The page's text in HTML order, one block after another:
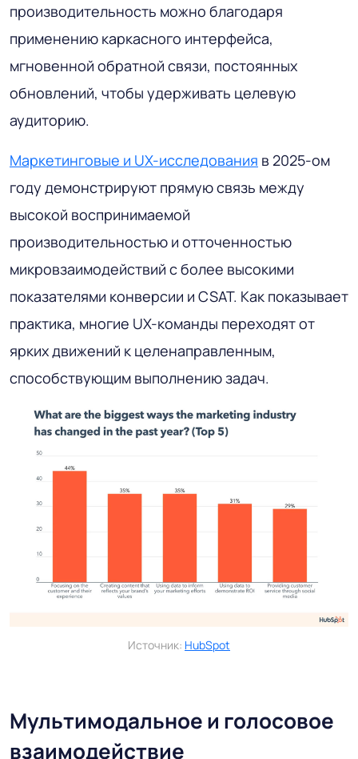
производительность можно благодаря
применению каркасного интерфейса,
мгновенной обратной связи, постоянных
обновлений, чтобы удерживать целевую
аудиторию.
Маркетинговые и UX-исследования в 2025-ом
году демонстрируют прямую связь между
высокой воспринимаемой
производительностью и отточенностью
микровзаимодействий с более высокими
показателями конверсии и CSAT. Как показывает
практика, многие UX-команды переходят от
ярких движений к целенаправленным,
способствующим выполнению задач.
Источник: HubSpot
Мультимодальное и голосовое
взаимодействие